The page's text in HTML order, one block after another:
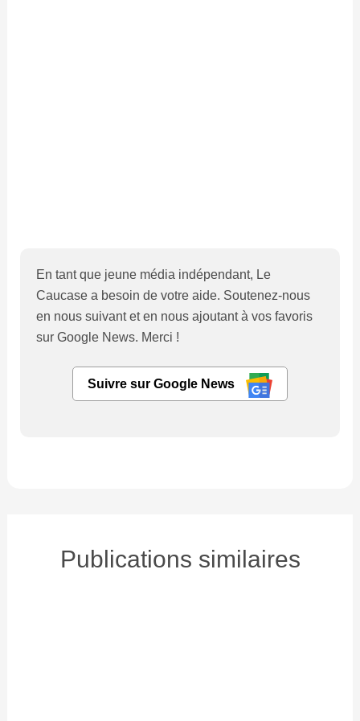
En tant que jeune média indépendant, Le
Caucase a besoin de votre aide. Soutenez-nous
en nous suivant et en nous ajoutant à vos favoris
sur Google News. Merci !
Suivre sur Google News
Publications similaires